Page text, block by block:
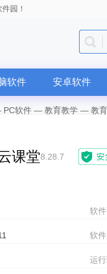
园！
软件 安卓软件
PC软件 — 教育教学 — 教
课堂8.28.7
软
软
运